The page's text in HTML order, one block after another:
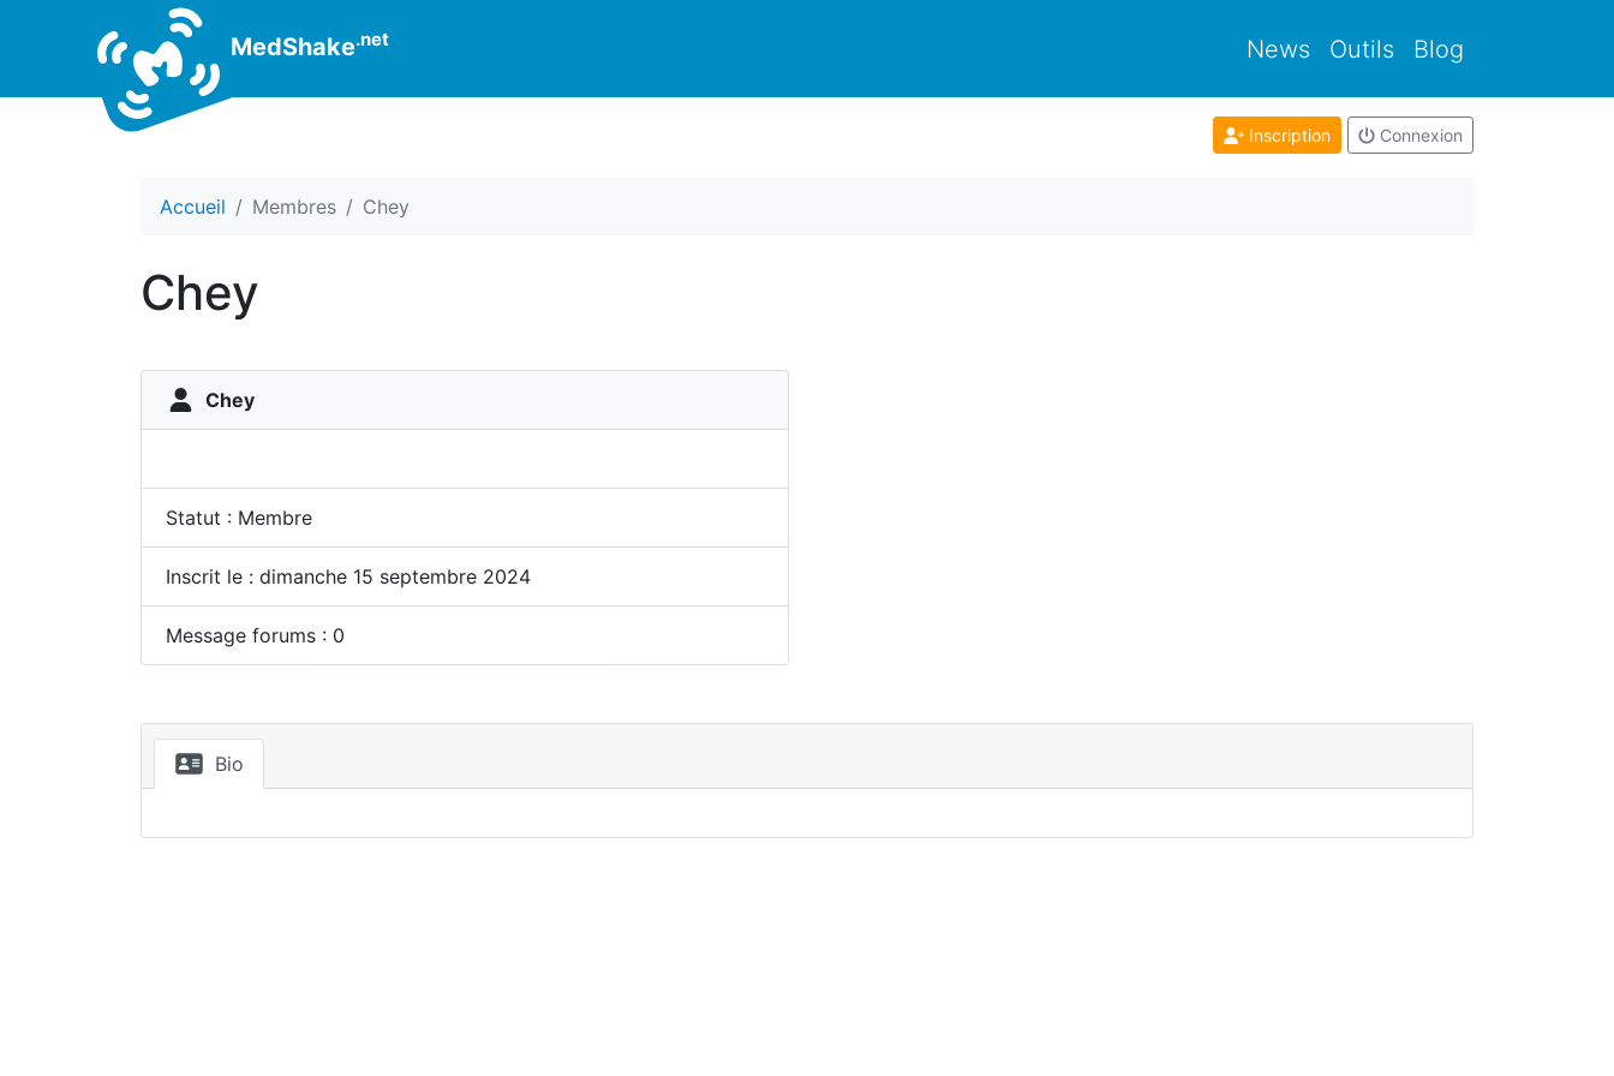
MedShake.net News Outils Blog
Inscription Connexion
Accueil Membres Chey
Chey
Chey
Statut : Membre
Inscrit le : dimanche 15 septembre 2024
Message forums : 0
Bio